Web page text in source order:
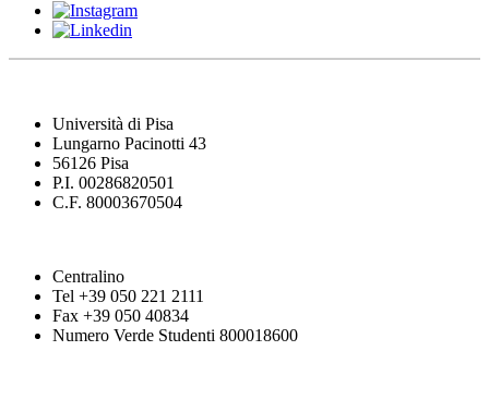
Università di Pisa
Lungarno Pacinotti 43
56126 Pisa
P.I. 00286820501
C.F. 80003670504
Centralino
Tel +39 050 221 2111
Fax +39 050 40834
Numero Verde Studenti 800018600